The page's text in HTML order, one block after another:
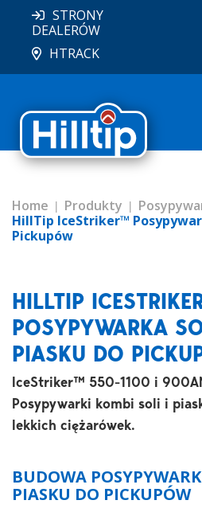
STRONY
DEALERÓW
HTRACK
Home Produkty
HillTip IceStriker™
Pickupów
HILLTIP
POSYPYWARKA
PIASKU DO
IceStriker™ 550-1100 i
Posypywarki kombi soli i
lekkich ciężarówek.
BUDOWA
PIASKU DO PICKUPÓW